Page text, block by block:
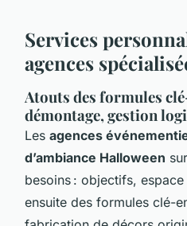
Services
agences
Atouts des formules
démontage, gestion
Les agences
d’ambiance Halloween
besoins : objectifs,
ensuite des formules clé-